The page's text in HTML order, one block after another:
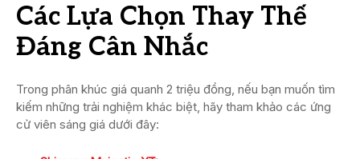
Các Lựa Chọn Thay Thế
Đáng Cân Nhắc
Trong phân khúc giá quanh 2 triệu đồng, nếu bạn muốn tìm
kiếm những trải nghiệm khác biệt, hãy tham khảo các ứng
cử viên sáng giá dưới đây: